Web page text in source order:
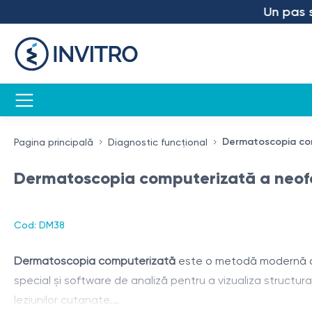
Un pas
Pagina principală Diagnostic funcțional Dermatoscopia
Dermatoscopia computerizată a
Cod: DM38
Dermatoscopia computerizată este o metodă modernă
special și software de analiză pentru a vizualiza
leziunilor cutanate.